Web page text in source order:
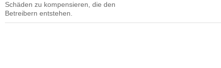
Schäden zu kompensieren, die den
Betreibern entstehen.